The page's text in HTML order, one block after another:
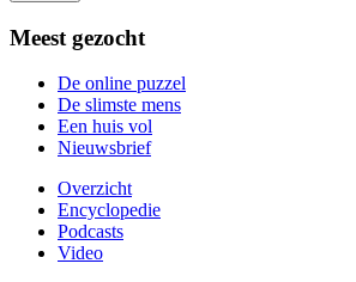
Meest gezocht
De online puzzel
De slimste mens
Een huis vol
Nieuwsbrief
Overzicht
Encyclopedie
Podcasts
Video